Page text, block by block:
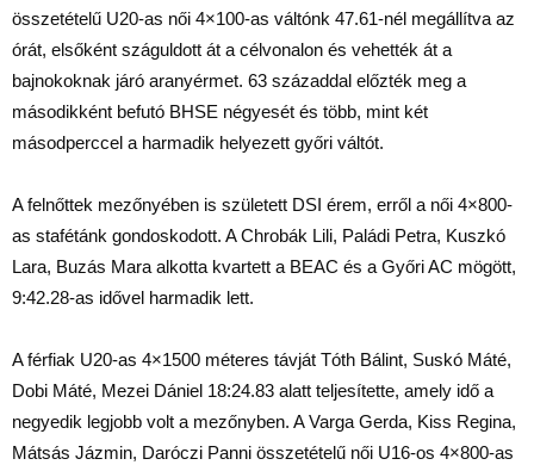
összetételű U20-as női 4×100-as váltónk 47.61-nél megállítva az
órát, elsőként száguldott át a célvonalon és vehették át a
bajnokoknak járó aranyérmet. 63 századdal előzték meg a
másodikként befutó BHSE négyesét és több, mint két
másodperccel a harmadik helyezett győri váltót.
A felnőttek mezőnyében is született DSI érem, erről a női 4×800-
as stafétánk gondoskodott. A Chrobák Lili, Paládi Petra, Kuszkó
Lara, Buzás Mara alkotta kvartett a BEAC és a Győri AC mögött,
9:42.28-as idővel harmadik lett.
A férfiak U20-as 4×1500 méteres távját Tóth Bálint, Suskó Máté,
Dobi Máté, Mezei Dániel 18:24.83 alatt teljesítette, amely idő a
negyedik legjobb volt a mezőnyben. A Varga Gerda, Kiss Regina,
Mátsás Jázmin, Daróczi Panni összetételű női U16-os 4×800-as